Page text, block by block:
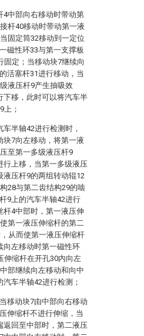
4中部向右移动时带动第
杆40移动时带动第一液
固定筒32移动到一定位
磁性环33与第一支撑板
固定；当移动块7继续向
活塞杆31进行移动，当
液压杆9产生抽吸效
下移，此时可以将汽车半
上；
半轴42进行检测时，
7向左移动，将第一液
至第一多级液压杆9
行上移，当第一多级液压
液压杆9的两组转动辊12
28与第二齿结构29的啮
9上的汽车半轴42进行
4中部时，第一液压伸
第一液压伸缩杆的第二
从而使第一液压伸缩杆
向左移动时第一磁性环
伸缩杆在开孔30内向左
部继续向左移动和向中
车半轴42进行检测；
移动块7由中部向右移动
伸缩杆不进行伸缩，当
返回至中部时，第二液压